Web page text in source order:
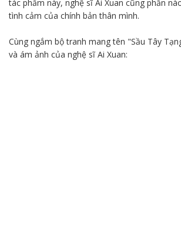
tác phẩm này, nghệ sĩ Ai Xuan cũng phần
tình cảm của chính bản thân mình.
Cùng ngắm bộ tranh mang tên "Sầu Tây
và ám ảnh của nghệ sĩ Ai Xuan: